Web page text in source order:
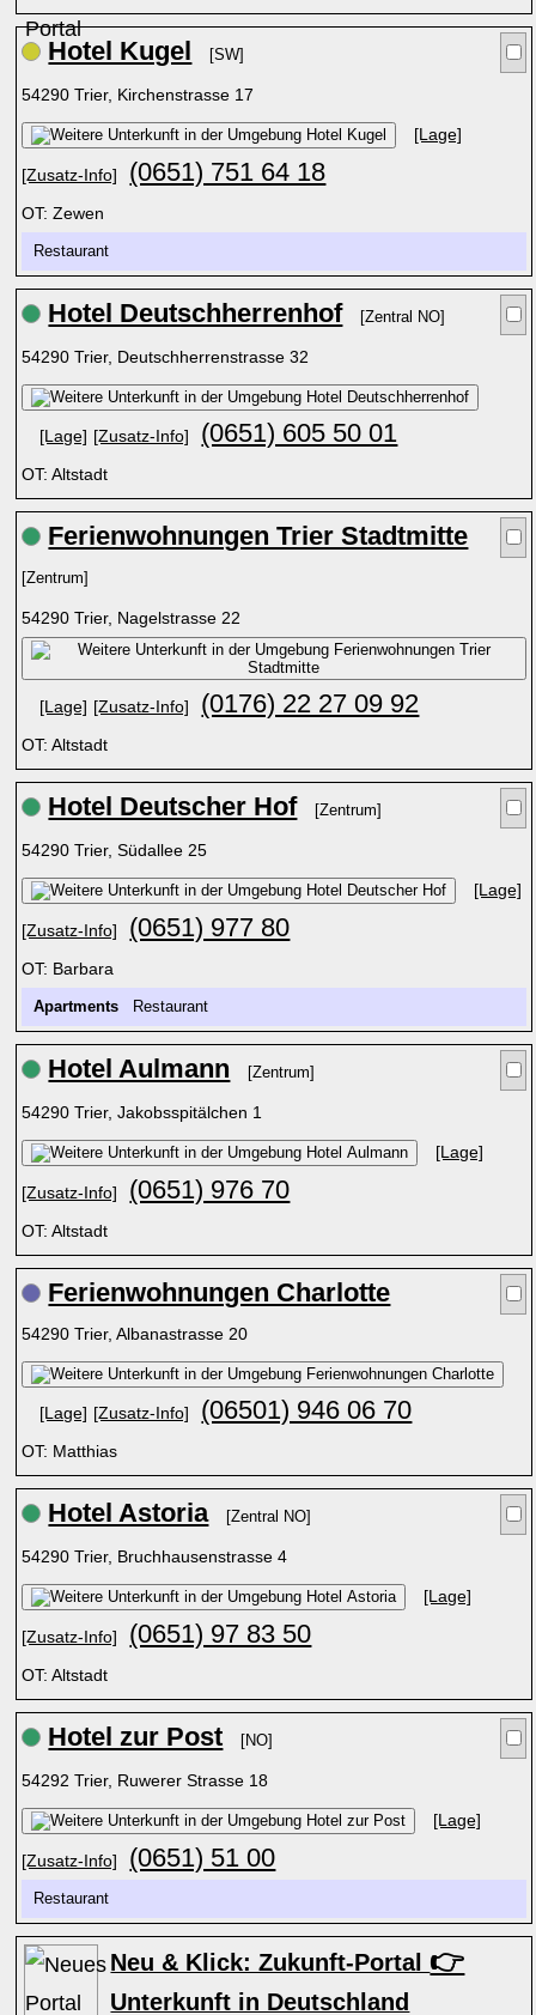
Hotel Kugel [SW]
54290 Trier, Kirchenstrasse 17
[Lage]
[Zusatz-Info] (0651) 751 64 18
OT: Zewen
Restaurant
Hotel Deutschherrenhof [Zentral NO]
54290 Trier, Deutschherrenstrasse 32
[Lage] [Zusatz-Info] (0651) 605 50 01
OT: Altstadt
Ferienwohnungen Trier Stadtmitte
[Zentrum]
54290 Trier, Nagelstrasse 22
[Lage] [Zusatz-Info] (0176) 22 27 09 92
OT: Altstadt
Hotel Deutscher Hof [Zentrum]
54290 Trier, Südallee 25
[Lage]
[Zusatz-Info] (0651) 977 80
OT: Barbara
Apartments Restaurant
Hotel Aulmann [Zentrum]
54290 Trier, Jakobsspitälchen 1
[Lage]
[Zusatz-Info] (0651) 976 70
OT: Altstadt
Ferienwohnungen Charlotte
54290 Trier, Albanastrasse 20
[Lage] [Zusatz-Info] (06501) 946 06 70
OT: Matthias
Hotel Astoria [Zentral NO]
54290 Trier, Bruchhausenstrasse 4
[Lage]
[Zusatz-Info] (0651) 97 83 50
OT: Altstadt
Hotel zur Post [NO]
54292 Trier, Ruwerer Strasse 18
[Lage]
[Zusatz-Info] (0651) 51 00
Restaurant
Neu & Klick: Zukunft-Portal 👉
Unterkunft in Deutschland